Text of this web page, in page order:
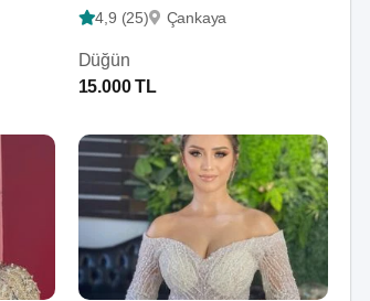
4,9 (25) Çankaya
Düğün
15.000 TL